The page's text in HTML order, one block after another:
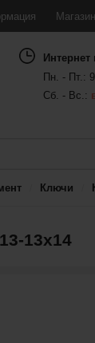
Интернет
Пн. - Пт.: 9
Сб. - Вс.:
Ключи
13х14